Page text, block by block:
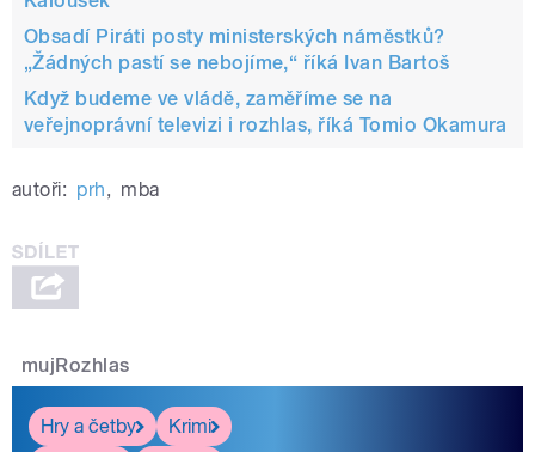
Obsadí Piráti posty ministerských náměstků?
„Žádných pastí se nebojíme,“ říká Ivan Bartoš
Když budeme ve vládě, zaměříme se na
veřejnoprávní televizi i rozhlas, říká Tomio Okamura
autoři: prh, mba
mujRozhlas
Hry a četby
Krimi